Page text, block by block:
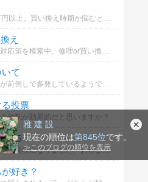
雅 建 設
現在の順位は第845位です。
≫このブログの順位を表示
セレナの車検費用が30万円以上。買い換え時期か悩むとき。
え
エアコンが冷えが悪く、対応策を模索中。修理or買い換えかで悩んでいます。どちらが妥当でしょうか？
て
今年はスズメバチの被害が前倒しで多発しているようです。あなたはどの対策を取りますか？
投票
規制が効果的だと思いますか？
今年も住みよさランキングが発表になりました。お住まいの自治体（市町村）は何位か知るのもいいかと思います。
好き？